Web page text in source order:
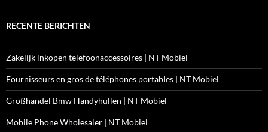
RECENTE BERICHTEN
Zakelijk inkopen telefoonaccessoires | NT Mobiel
Fournisseurs en gros de téléphones portables | NT Mobiel
Großhandel Bmw Handyhüllen | NT Mobiel
Mobile Phone Wholesaler | NT Mobiel